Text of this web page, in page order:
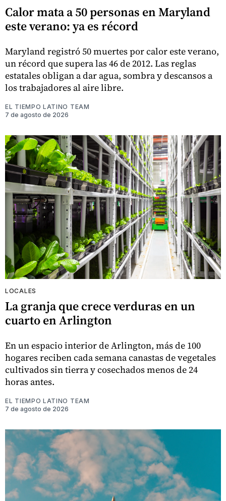
Calor mata a 50 personas en Maryland
este verano: ya es récord
Maryland registró 50 muertes por calor este verano,
un récord que supera las 46 de 2012. Las reglas
estatales obligan a dar agua, sombra y descansos a
los trabajadores al aire libre.
EL TIEMPO LATINO TEAM
7 de agosto de 2026
LOCALES
La granja que crece verduras en un
cuarto en Arlington
En un espacio interior de Arlington, más de 100
hogares reciben cada semana canastas de vegetales
cultivados sin tierra y cosechados menos de 24
horas antes.
EL TIEMPO LATINO TEAM
7 de agosto de 2026